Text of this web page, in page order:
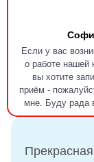
Если у вас
о работе нашей
вы хотите
приём -
мне. Буду рада
Отзыв
13.10.2024